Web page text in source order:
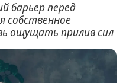
барьер перед
собственное
ощущать прилив сил